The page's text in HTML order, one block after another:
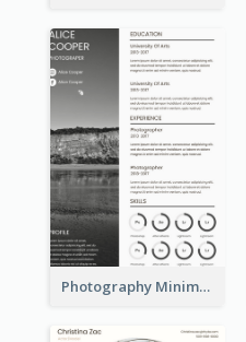
Photography Minimalist Design Resume